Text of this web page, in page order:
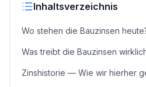
Inhaltsverzeichnis
Wo stehen die Bauzinsen
Was treibt die Bauzinsen
Zinshistorie — Wie wir hierher